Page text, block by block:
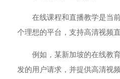
在线课程和直播教学是当
个理想的平台，支持高清视频
例如，某新加坡的在线教
发的用户请求，并提供高清视